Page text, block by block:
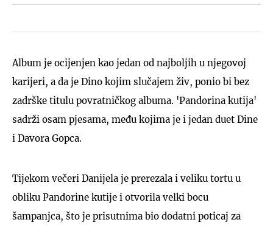
Album je ocijenjen kao jedan od najboljih u njegovoj
karijeri, a da je Dino kojim slučajem živ, ponio bi bez
zadrške titulu povratničkog albuma. 'Pandorina kutija'
sadrži osam pjesama, među kojima je i jedan duet Dine
i Davora Gopca.
Tijekom večeri Danijela je prerezala i veliku tortu u
obliku Pandorine kutije i otvorila velki bocu
šampanjca, što je prisutnima bio dodatni poticaj za